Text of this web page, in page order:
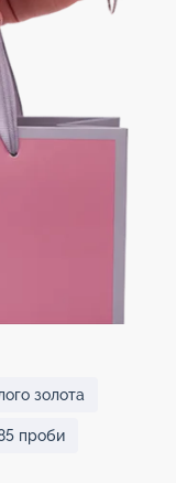
золота
проби